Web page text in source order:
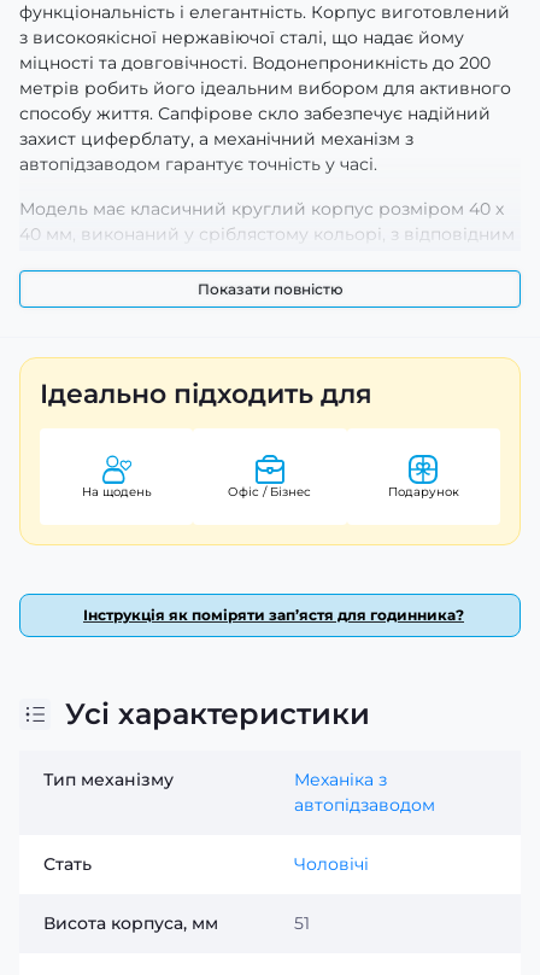
функціональність і елегантність. Корпус виготовлений
з високоякісної нержавіючої сталі, що надає йому
міцності та довговічності. Водонепроникність до 200
метрів робить його ідеальним вибором для активного
способу життя. Сапфірове скло забезпечує надійний
захист циферблату, а механічний механізм з
автопідзаводом гарантує точність у часі.
Модель має класичний круглий корпус розміром 40 х
40 мм, виконаний у сріблястому кольорі, з відповідним
дозволяє легко читати час навіть у темряві. Годинник
має стрілочний тип циферблату з індексами і
якістю та привабливим дизайном, цей годинник стане
ідеальним доповненням до будь-якого образу.
Показати повністю
Ідеально підходить для
На щодень Офіс / Бізнес Подарунок
Інструкція як поміряти зап’ястя для годинника?
Усі характеристики
Тип механізму
Механіка з
автопідзаводом
Стать Чоловічі
Висота корпуса, мм 51